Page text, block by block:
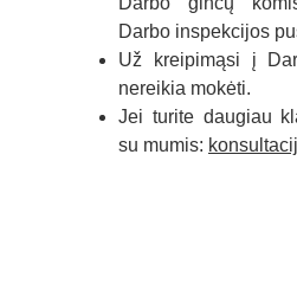
Darbo inspekcijos
Už kreipimąsi į
nereikia mokėti.
Jei turite daugiau
su mumis: